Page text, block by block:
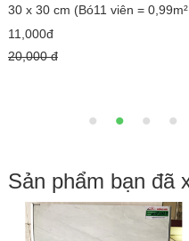
40 x 40 cm (Thùng 6 viên = 0,96
m² )
18,000đ
Sản phẩm bạn đã